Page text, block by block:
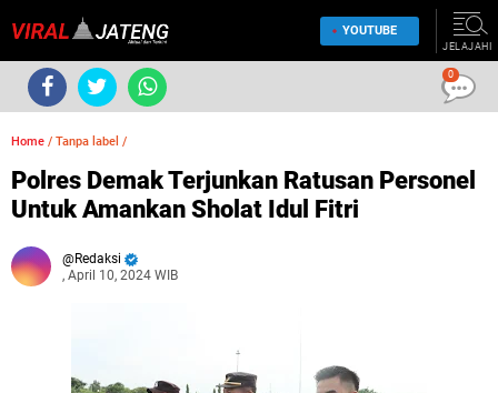
YOUTUBE
JELAJAHI
Home / Tanpa label /
Polres Demak Terjunkan Ratusan Personel
Untuk Amankan Sholat Idul Fitri
Redaksi
, April 10, 2024 WIB
0